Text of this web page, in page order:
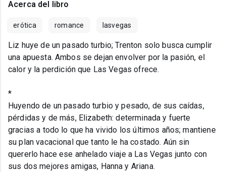
Acerca del libro
erótica romance lasvegas
Liz huye de un pasado turbio; Trenton solo busca cumplir
una apuesta. Ambos se dejan envolver por la pasión, el
calor y la perdición que Las Vegas ofrece.
*
Huyendo de un pasado turbio y pesado, de sus caídas,
pérdidas y de más, Elizabeth: determinada y fuerte
gracias a todo lo que ha vivido los últimos años; mantiene
su plan vacacional que tanto le ha costado. Aún sin
quererlo hace ese anhelado viaje a Las Vegas junto con
sus dos mejores amigas, Hanna y Ariana.